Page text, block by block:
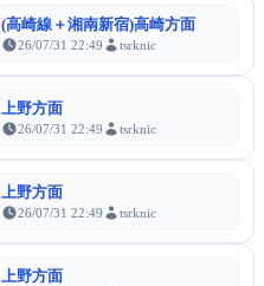
(高崎線＋湘南新宿)高崎方面
26/07/31 22:49 tsrknic
上野方面
26/07/31 22:49 tsrknic
上野方面
26/07/31 22:49 tsrknic
上野方面